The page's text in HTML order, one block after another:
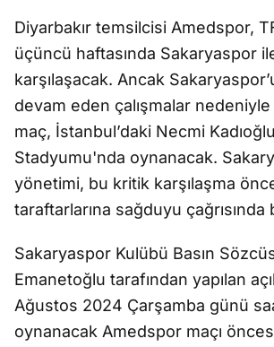
Diyarbakır temsilcisi Amedspor,
üçüncü haftasında Sakaryaspor
karşılaşacak. Ancak
devam eden çalışmalar
maç, İstanbul’daki Necmi Kadıoğlu
Stadyumu'nda oynanacak.
yönetimi, bu kritik karşılaşma
taraftarlarına sağduyu çağrısında
Sakaryaspor Kulübü Basın
Emanetoğlu tarafından yapılan
Ağustos 2024 Çarşamba günü
oynanacak Amedspor maçı